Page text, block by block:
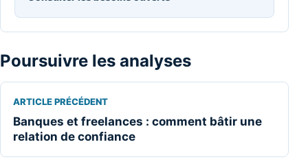
Poursuivre les analyses
ARTICLE PRÉCÉDENT
Banques et freelances : comment bâtir une
relation de confiance